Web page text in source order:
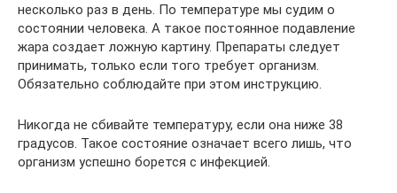
несколько раз в день. По температуре мы судим о
состоянии человека. А такое постоянное подавление
жара создает ложную картину. Препараты следует
принимать, только если того требует организм.
Обязательно соблюдайте при этом инструкцию.
Никогда не сбивайте температуру, если она ниже 38
градусов. Такое состояние означает всего лишь, что
организм успешно борется с инфекцией.